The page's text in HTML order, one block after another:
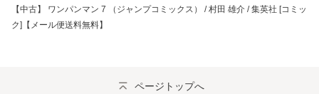
【中古】 ワンパンマン 7 （ジャンプコミックス） / 村田 雄介 / 集英社 [コミッ
ク]【メール便送料無料】
ページトップへ